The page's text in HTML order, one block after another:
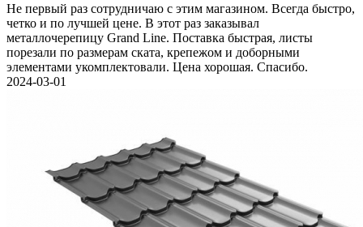
Не первый раз сотрудничаю с этим магазином. Всегда быстро,
четко и по лучшей цене. В этот раз заказывал
металлочерепицу Grand Line. Поставка быстрая, листы
порезали по размерам ската, крепежом и доборными
элементами укомплектовали. Цена хорошая. Спасибо.
2024-03-01